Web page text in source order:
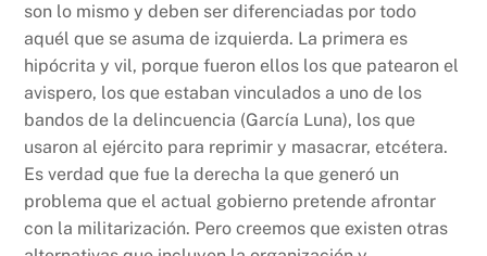
son lo mismo y deben ser diferenciadas por todo
aquél que se asuma de izquierda. La primera es
hipócrita y vil, porque fueron ellos los que patearon el
avispero, los que estaban vinculados a uno de los
bandos de la delincuencia (García Luna), los que
usaron al ejército para reprimir y masacrar, etcétera.
Es verdad que fue la derecha la que generó un
problema que el actual gobierno pretende afrontar
con la militarización. Pero creemos que existen otras